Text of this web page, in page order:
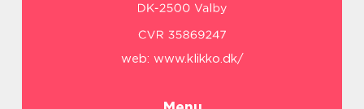
web: www.klikko.dk/